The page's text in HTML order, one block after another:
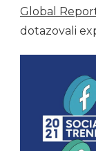
Global
dotazovali